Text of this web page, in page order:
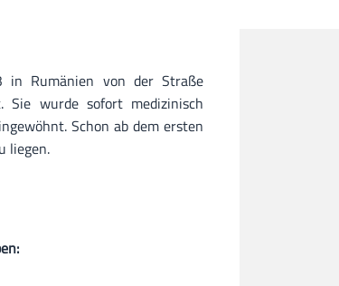
Rumänien von der Straße
wurde sofort medizinisch
Schon ab dem ersten
liegen.